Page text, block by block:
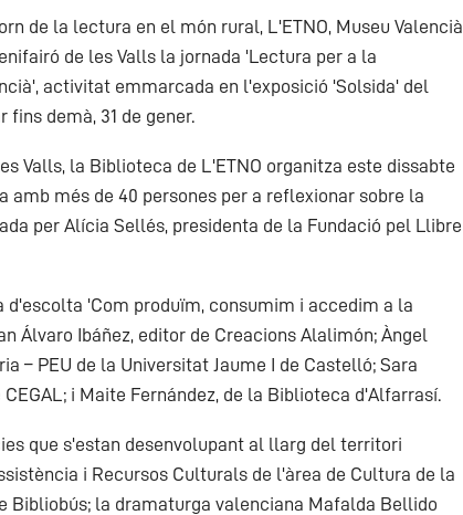
de la lectura en el món rural, L'ETNO, Museu Valencià
de les Valls la jornada 'Lectura per a la
activitat emmarcada en l'exposició 'Solsida' del
fins demà, 31 de gener.
Valls, la Biblioteca de L'ETNO organitza este dissabte
més de 40 persones per a reflexionar sobre la
per Alícia Sellés, presidenta de la Fundació pel Llibre
'Com produïm, consumim i accedim a la
Álvaro Ibáñez, editor de Creacions Alalimón; Àngel
– PEU de la Universitat Jaume I de Castelló; Sara
i Maite Fernández, de la Biblioteca d'Alfarrasí.
que s'estan desenvolupant al llarg del territori
i Recursos Culturals de l'àrea de Cultura de la
Bibliobús; la dramaturga valenciana Mafalda Bellido